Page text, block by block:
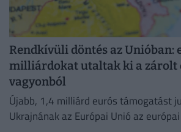
Rendkívüli döntés az Unióban:
milliárdokat utaltak ki a zárolt
vagyonból
Újabb, 1,4 milliárd eurós támogatást
Ukrajnának az Európai Unió az